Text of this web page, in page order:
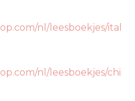
nl/leesboekjes/ital
nl/leesboekjes/chi